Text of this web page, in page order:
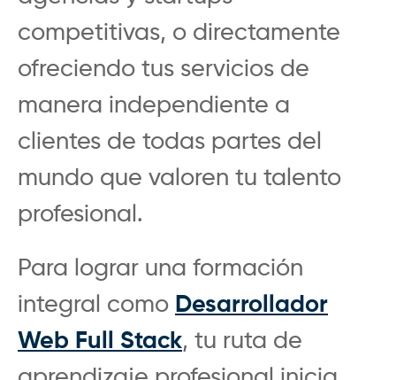
competitivas, o directamente
ofreciendo tus servicios de
manera independiente a
clientes de todas partes del
mundo que valoren tu talento
profesional.
Para lograr una formación
integral como Desarrollador
Web Full Stack, tu ruta de